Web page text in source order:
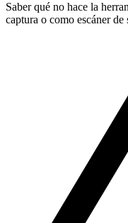
Saber qué no hace la
captura o como escáner de